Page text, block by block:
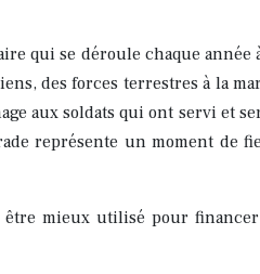
qui se déroule chaque
des forces terrestres à la
aux soldats qui ont servi et
représente un moment de
mieux utilisé pour